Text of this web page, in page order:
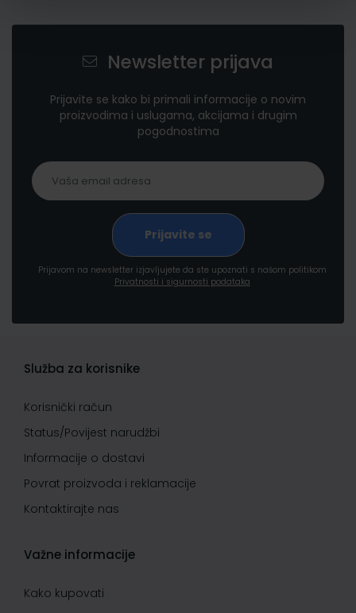
Newsletter prijava
Prijavite se kako bi primali informacije o novim
proizvodima i uslugama, akcijama i drugim
pogodnostima
Prijavom na newsletter izjavljujete da ste upoznati s našom politikom
Privatnosti i sigurnosti podataka
Služba za korisnike
Korisnički račun
Status/Povijest narudžbi
Informacije o dostavi
Povrat proizvoda i reklamacije
Kontaktirajte nas
Važne informacije
Kako kupovati